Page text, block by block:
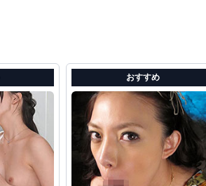
おすすめ